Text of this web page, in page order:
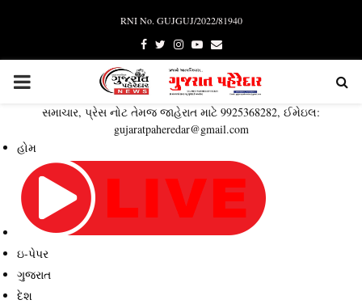
RNI No. GUJGUJ/2022/81940
Facebook
TwitterInstagram
YoutubeEmail
PRIMARY
MENU
સમાચાર, પ્રેસ નોટ તેમજ જાહેરાત માટે 9925368282, ઈમેઇલ:
gujaratpaheredar@gmail.com
હોમ
ઇ-પેપર
ગુજરાત
દેશ